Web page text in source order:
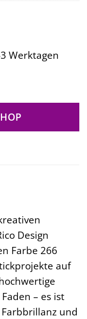
Werktagen
Design
Farbe 266
auf
– es ist
und